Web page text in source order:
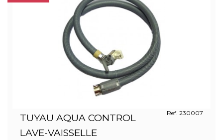
TUYAU AQUA CONTROL
LAVE-VAISSELLE
Ref. 230007